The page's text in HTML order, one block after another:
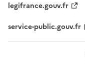
legifrance.gouv.fr
service-public.gouv.fr